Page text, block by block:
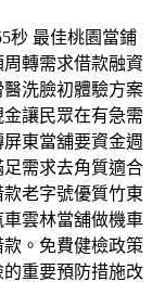
秒 最佳桃園當鋪
轉需求借款融資
洗臉初體驗方案
讓民眾在有急需
東當舖要資金週
需求去角質適合
老字號優質竹東
雲林當舖做機車
。免費健檢政策
重要預防措施改